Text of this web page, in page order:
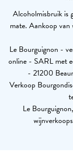
Alcoholmisbruik is
mate. Aankoop van
Le Bourguignon -
online - SARL met
- 21200
Verkoop
Le